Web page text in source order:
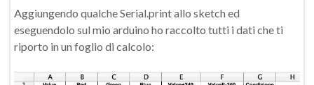
Aggiungendo qualche Serial.print allo sketch ed
eseguendolo sul mio arduino ho raccolto tutti i dati che ti
riporto in un foglio di calcolo: